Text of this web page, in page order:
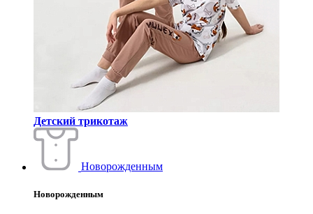
Детский трикотаж
Новорожденным
Новорожденным